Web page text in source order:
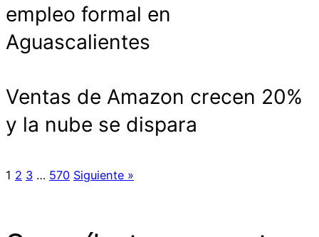
empleo formal en
Aguascalientes
Ventas de Amazon crecen 20%
y la nube se dispara
1 2 3 … 570 Siguiente »